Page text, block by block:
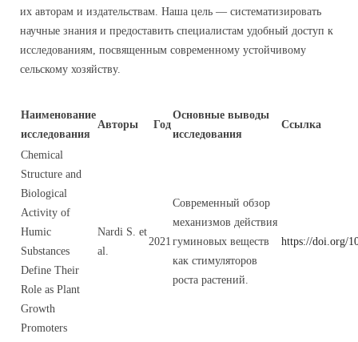
их авторам и издательствам. Наша цель — систематизировать
научные знания и предоставить специалистам удобный доступ к
исследованиям, посвященным современному устойчивому
сельскому хозяйству.
Наименование
исследования
Авторы Год
Основные выводы
исследования
Ссылка
Chemical
Structure and
Biological
Activity of
Humic
Substances
Define Their
Role as Plant
Growth
Promoters
Nardi S. et
al.
2021
Современный обзор
механизмов действия
гуминовых веществ
как стимуляторов
роста растений.
https://doi.org/